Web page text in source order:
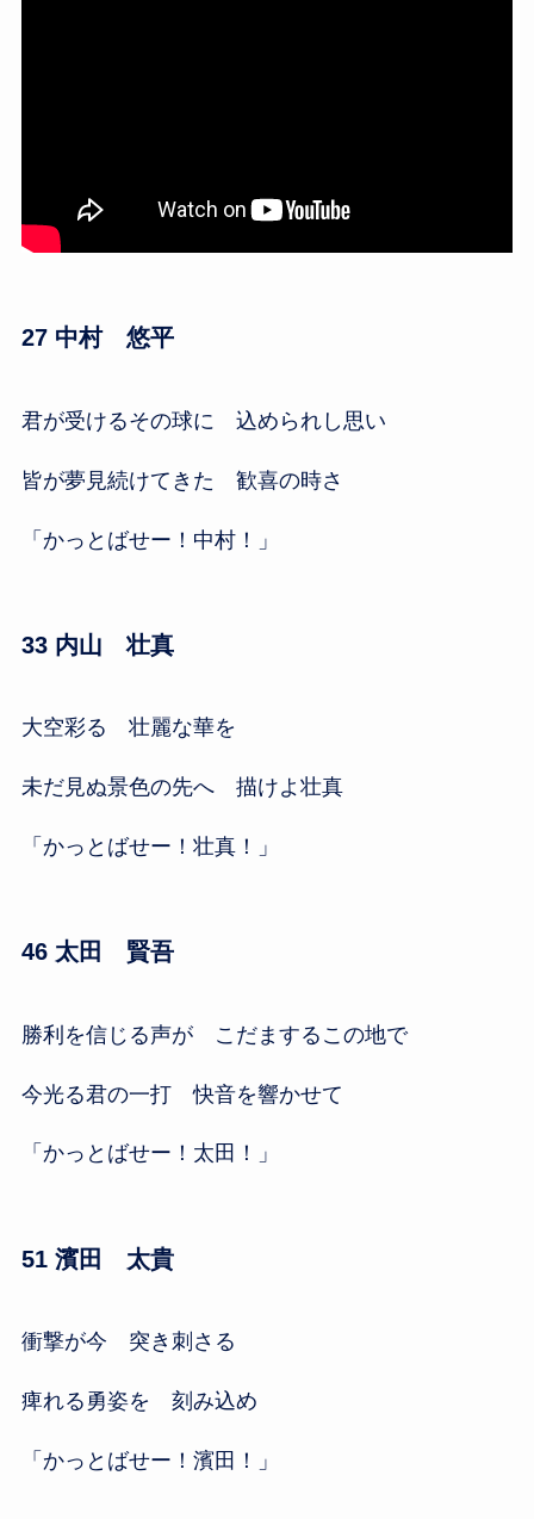
27 中村 悠平
君が受けるその球に 込められし思い
皆が夢見続けてきた 歓喜の時さ
「かっとばせー！中村！」
33 内山 壮真
大空彩る 壮麗な華を
未だ見ぬ景色の先へ 描けよ壮真
「かっとばせー！壮真！」
46 太田 賢吾
勝利を信じる声が こだまするこの地で
今光る君の一打 快音を響かせて
「かっとばせー！太田！」
51 濱田 太貴
衝撃が今 突き刺さる
痺れる勇姿を 刻み込め
「かっとばせー！濱田！」